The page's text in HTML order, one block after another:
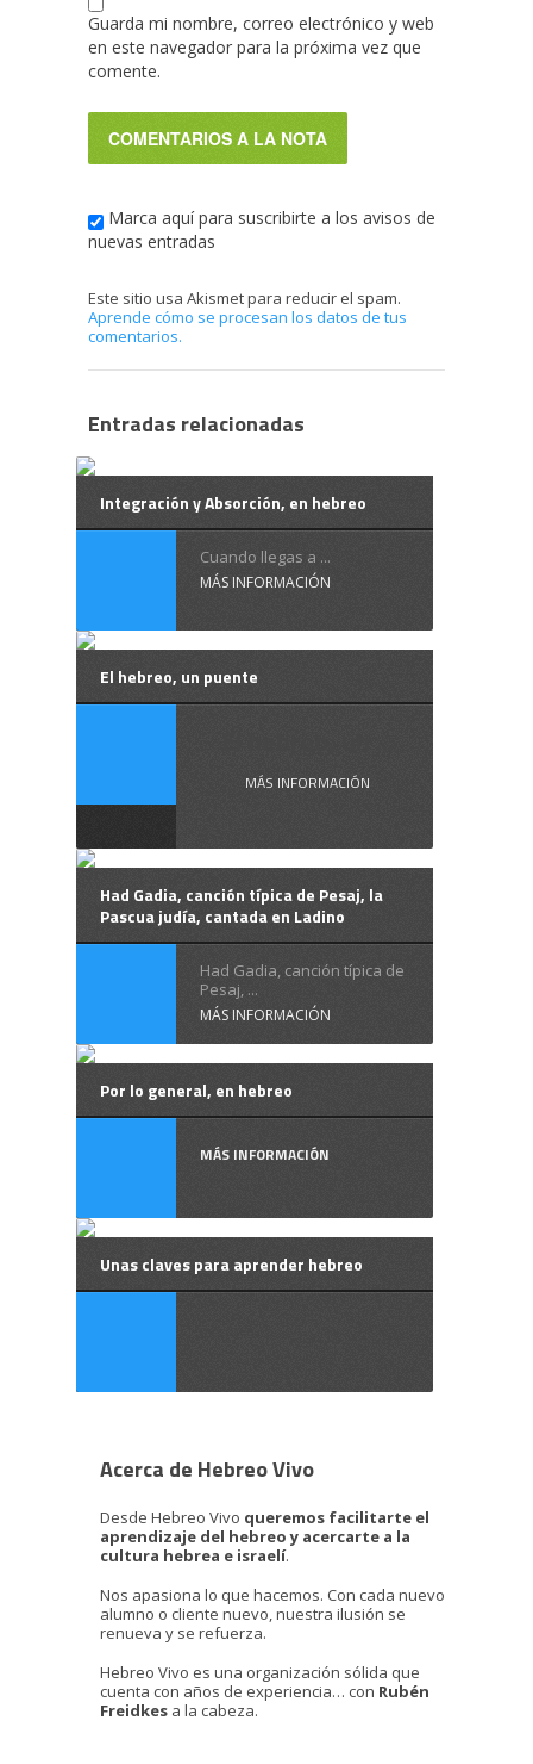
Guarda mi nombre, correo electrónico y web
en este navegador para la próxima vez que
comente.
Marca aquí para suscribirte a los avisos de
nuevas entradas
Este sitio usa Akismet para reducir el spam.
Aprende cómo se procesan los datos de tus
comentarios.
Entradas relacionadas
Integración y Absorción, en hebreo
Cuando llegas a ...
MÁS INFORMACIÓN
El hebreo, un puente
MÁS INFORMACIÓN
Had Gadia, canción típica de Pesaj, la
Pascua judía, cantada en Ladino
Had Gadia, canción típica de
Pesaj, ...
MÁS INFORMACIÓN
Por lo general, en hebreo
MÁS INFORMACIÓN
Unas claves para aprender hebreo
Acerca de Hebreo Vivo
Desde Hebreo Vivo queremos facilitarte el
aprendizaje del hebreo y acercarte a la
cultura hebrea e israelí.
Nos apasiona lo que hacemos. Con cada nuevo
alumno o cliente nuevo, nuestra ilusión se
renueva y se refuerza.
Hebreo Vivo es una organización sólida que
cuenta con años de experiencia… con Rubén
Freidkes a la cabeza.